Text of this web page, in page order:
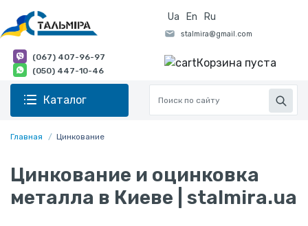
Ua En Ru
(067) 407-96-97
(050) 447-10-46
Корзина пуста
Каталог
Главная Цинкование
Цинкование и оцинковка
металла в Киеве | stalmira.ua